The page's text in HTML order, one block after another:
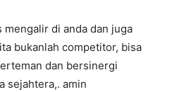
di anda dan juga
bukanlah competitor, bisa
dan bersinergi
sejahtera,. amin